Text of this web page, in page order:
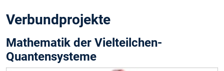
Verbundprojekte
Mathematik der Vielteilchen-
Quantensysteme